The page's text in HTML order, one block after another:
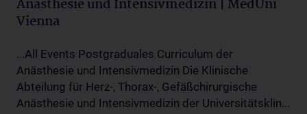
Anästhesie und Intensivmedizin | MedUni
Vienna
...All Events Postgraduales Curriculum der
Anästhesie und Intensivmedizin Die Klinische
Abteilung für Herz-, Thorax-, Gefäßchirurgische
Anästhesie und Intensivmedizin der Universitätsklin...